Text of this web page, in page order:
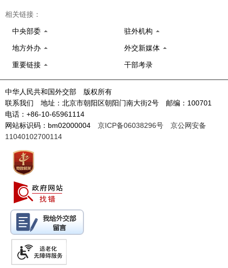
相关链接：
中央部委 驻外机构
地方外办 外交新媒体
重要链接 干部考录
中华人民共和国外交部 版权所有
联系我们 地址：北京市朝阳区朝阳门南大街2号 邮编：100701
电话：+86-10-65961114
网站标识码：bm02000004 京ICP备06038296号
京公网安备
11040102700114